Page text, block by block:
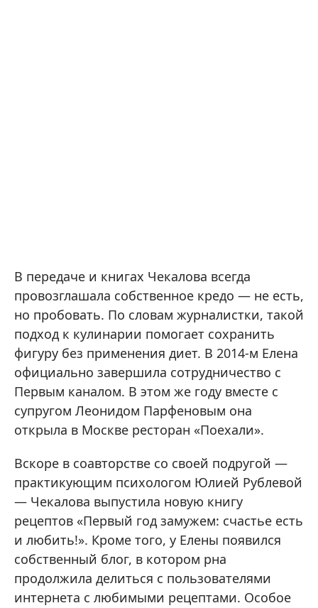
В передаче и книгах Чекалова всегда
провозглашала собственное кредо — не есть,
но пробовать. По словам журналистки, такой
подход к кулинарии помогает сохранить
фигуру без применения диет. В 2014-м Елена
официально завершила сотрудничество с
Первым каналом. В этом же году вместе с
супругом Леонидом Парфеновым она
открыла в Москве ресторан «Поехали».
Вскоре в соавторстве со своей подругой —
практикующим психологом Юлией Рублевой
— Чекалова выпустила новую книгу
рецептов «Первый год замужем: счастье есть
и любить!». Кроме того, у Елены появился
собственный блог, в котором рна
продолжила делиться с пользователями
интернета с любимыми рецептами. Особое